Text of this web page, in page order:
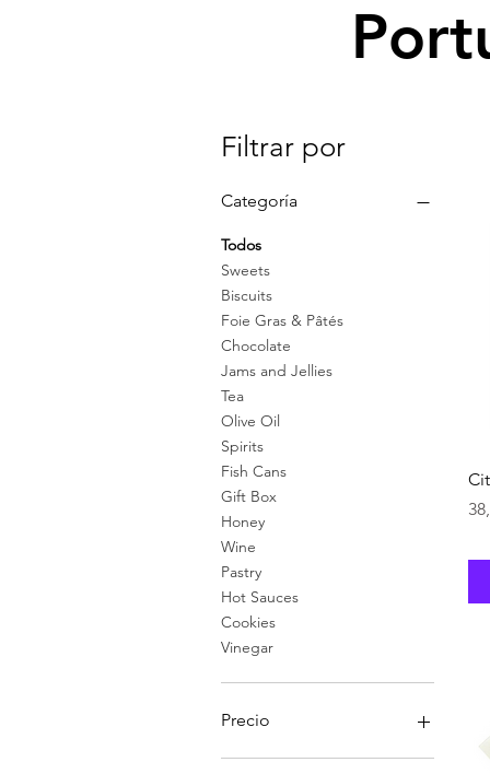
Filtrar por
Categoría
Todos
Sweets
Biscuits
Foie Gras & Pâtés
Chocolate
Jams and Jellies
Tea
Olive Oil
Spirits
Fish Cans
Gift Box
Honey
Wine
Pastry
Hot Sauces
Cookies
Vinegar
Precio